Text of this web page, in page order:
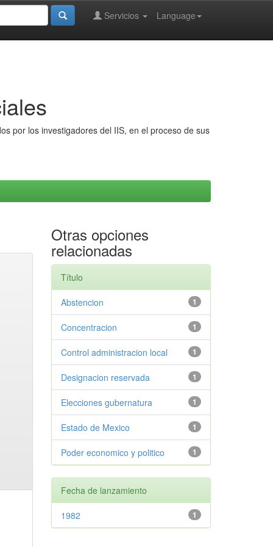
Language
Servicios
por los investigadores del IIS, en el proceso de sus
Otras opciones
relacionadas
Título
1
Abstencion
1
Concentracion
1
Control administracion local
1
Designacion reservada
1
Elecciones gubernatura
1
Estado de Mexico
1
Poder economico y politico
Fecha de lanzamiento
1
1982